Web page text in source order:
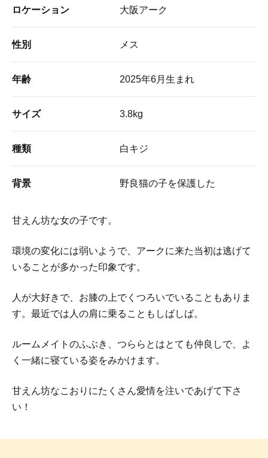
ロケーション 大阪アーク
性別 メス
年齢 2025年6月生まれ
サイズ 3.8kg
種類 白キジ
背景 野良猫の子を保護した
甘えん坊な女の子です。
環境の変化には弱いようで、アークに来た当初は逃げて
いることが多かった印象です。
人が大好きで、お膝の上でくつろいでいることもありま
す。最近では人の肩に乗ることもしばしば。
ルームメイトのふぶき、つららとはとても仲良しで、よ
く一緒に寝ている姿をみかけます。
甘えん坊なこおりにたくさん愛情を注いであげて下さ
い！